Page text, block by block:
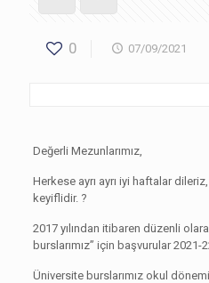
0 07/09/2021
Değerli Mezunlarımız,
Herkese ayrı ayrı iyi haftalar
keyiflidir. ?
2017 yılından itibaren düzenli
burslarımız” için başvurular 2021-
Üniversite burslarımız okul